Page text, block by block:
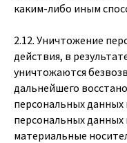
каким-либо иным
2.12. Уничтожение
действия, в
уничтожаются
дальнейшего
персональных
персональных
материальные